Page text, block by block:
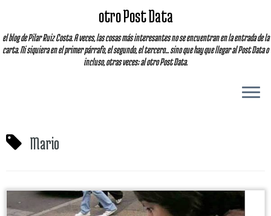
otro Post Data
el blog de Pilar Ruiz Costa. A veces, las cosas más interesantes no se encuentran en la entrada de la
carta. Ni siquiera en el primer párrafo, el segundo, el tercero... sino que hay que llegar al Post Data o
incluso, otras veces; al otro Post Data.
Mario